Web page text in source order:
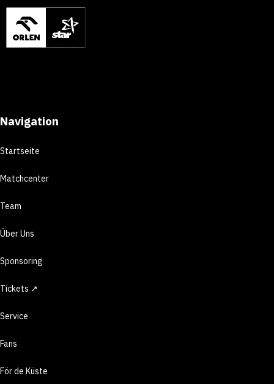
Navigation
Startseite
Matchcenter
Team
Über Uns
Sponsoring
Tickets ↗
Service
Fans
För de Küste